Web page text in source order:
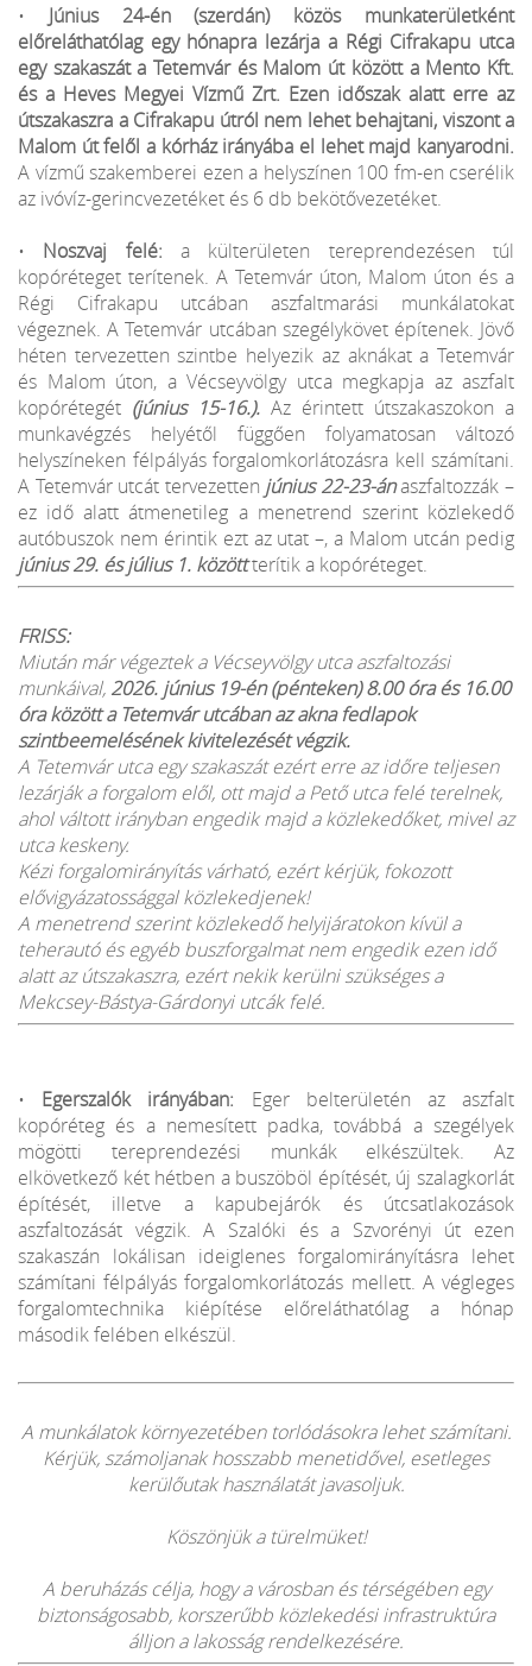
• Június 24-én (szerdán) közös munkaterületként
előreláthatólag egy hónapra lezárja a Régi Cifrakapu utca
egy szakaszát a Tetemvár és Malom út között a Mento Kft.
és a Heves Megyei Vízmű Zrt. Ezen időszak alatt erre az
útszakaszra a Cifrakapu útról nem lehet behajtani, viszont a
Malom út felől a kórház irányába el lehet majd kanyarodni.
A vízmű szakemberei ezen a helyszínen 100 fm-en cserélik
az ivóvíz-gerincvezetéket és 6 db bekötővezetéket.
• Noszvaj felé: a külterületen tereprendezésen túl
kopóréteget terítenek. A Tetemvár úton, Malom úton és a
Régi Cifrakapu utcában aszfaltmarási munkálatokat
végeznek. A Tetemvár utcában szegélykövet építenek. Jövő
héten tervezetten szintbe helyezik az aknákat a Tetemvár
és Malom úton, a Vécseyvölgy utca megkapja az aszfalt
kopórétegét (június 15-16.). Az érintett útszakaszokon a
munkavégzés helyétől függően folyamatosan változó
helyszíneken félpályás forgalomkorlátozásra kell számítani.
A Tetemvár utcát tervezetten június 22-23-ánaszfaltozzák –
ez idő alatt átmenetileg a menetrend szerint közlekedő
autóbuszok nem érintik ezt az utat –, a Malom utcán pedig
június 29. és július 1. közöttterítik a kopóréteget.
FRISS:
Miután már végeztek a Vécseyvölgy utca aszfaltozási
munkáival, 2026. június 19-én (pénteken) 8.00 óra és 16.00
óra között a Tetemvár utcában az akna fedlapok
szintbeemelésének kivitelezését végzik.
A Tetemvár utca egy szakaszát ezért erre az időre teljesen
lezárják a forgalom elől, ott majd a Pető utca felé terelnek,
ahol váltott irányban engedik majd a közlekedőket, mivel az
utca keskeny.
Kézi forgalomirányítás várható, ezért kérjük, fokozott
elővigyázatossággal közlekedjenek!
A menetrend szerint közlekedő helyijáratokon kívül a
teherautó és egyéb buszforgalmat nem engedik ezen idő
alatt az útszakaszra, ezért nekik kerülni szükséges a
Mekcsey-Bástya-Gárdonyi utcák felé.
• Egerszalók irányában: Eger belterületén az aszfalt
kopóréteg és a nemesített padka, továbbá a szegélyek
mögötti tereprendezési munkák elkészültek. Az
elkövetkező két hétben a buszöböl építését, új szalagkorlát
építését, illetve a kapubejárók és útcsatlakozások
aszfaltozását végzik. A Szalóki és a Szvorényi út ezen
szakaszán lokálisan ideiglenes forgalomirányításra lehet
számítani félpályás forgalomkorlátozás mellett. A végleges
forgalomtechnika kiépítése előreláthatólag a hónap
második felében elkészül.
A munkálatok környezetében torlódásokra lehet számítani.
Kérjük, számoljanak hosszabb menetidővel, esetleges
kerülőutak használatát javasoljuk.
Köszönjük a türelmüket!
A beruházás célja, hogy a városban és térségében egy
biztonságosabb, korszerűbb közlekedési infrastruktúra
álljon a lakosság rendelkezésére.